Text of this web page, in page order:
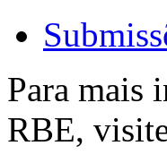
Para mais
RBE,